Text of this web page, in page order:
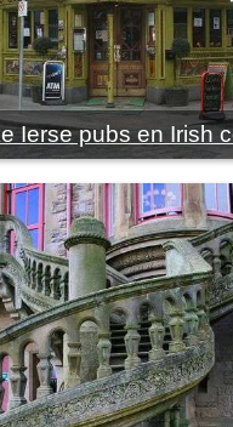
Ierse pubs en Irish